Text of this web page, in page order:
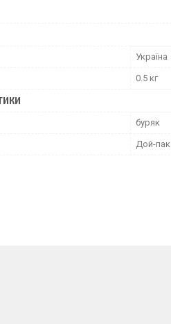
Україна
0.5 кг
буряк
Дой-пак